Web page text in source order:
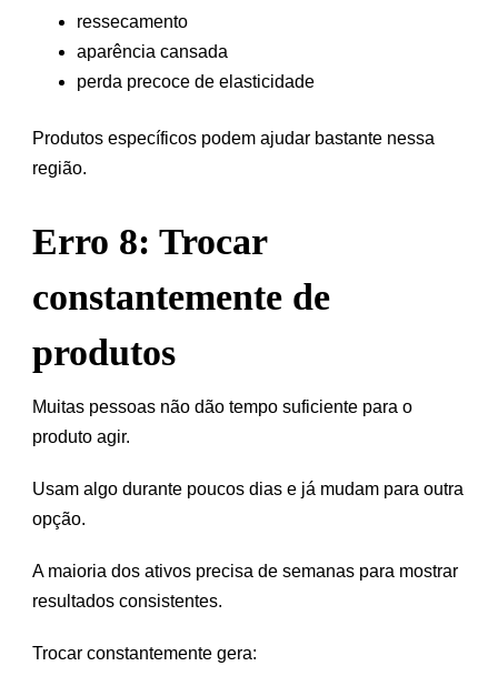
ressecamento
aparência cansada
perda precoce de elasticidade
Produtos específicos podem ajudar bastante nessa
região.
Erro 8: Trocar
constantemente de
produtos
Muitas pessoas não dão tempo suficiente para o
produto agir.
Usam algo durante poucos dias e já mudam para outra
opção.
A maioria dos ativos precisa de semanas para mostrar
resultados consistentes.
Trocar constantemente gera: